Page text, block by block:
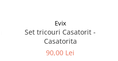
Evix
Set tricouri Casatorit -
Casatorita
90,00 Lei